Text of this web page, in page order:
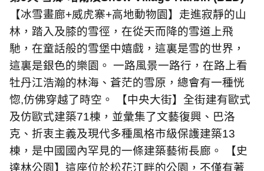
【冰雪畫廊+威虎寨+高地動物園】走進寂靜的山
林，踏入及膝的雪徑，在從天而降的雪道上飛
馳，在童話般的雪堡中嬉戲，這裏是雪的世界，
這裏是銀色的樂園。 一路風景一路行，在路上看
牡丹江浩瀚的林海、蒼茫的雪原，總會有一種恍
惚,仿佛穿越了時空。 【中央大街】全街建有歐式
及仿歐式建築71棟，並彙集了文藝復興、巴洛
克、折衷主義及現代多種風格市級保護建築13
棟，是中國國內罕見的一條建築藝術長廊。 【史
達林公園】這座位於松花江畔的公園，不僅有著